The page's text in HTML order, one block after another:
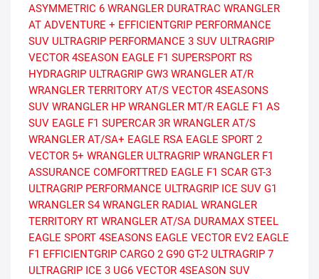
ASYMMETRIC 6 WRANGLER DURATRAC WRANGLER
AT ADVENTURE + EFFICIENTGRIP PERFORMANCE
SUV ULTRAGRIP PERFORMANCE 3 SUV ULTRAGRIP
VECTOR 4SEASON EAGLE F1 SUPERSPORT RS
HYDRAGRIP ULTRAGRIP GW3 WRANGLER AT/R
WRANGLER TERRITORY AT/S VECTOR 4SEASONS
SUV WRANGLER HP WRANGLER MT/R EAGLE F1 AS
SUV EAGLE F1 SUPERCAR 3R WRANGLER AT/S
WRANGLER AT/SA+ EAGLE RSA EAGLE SPORT 2
VECTOR 5+ WRANGLER ULTRAGRIP WRANGLER F1
ASSURANCE COMFORTTRED EAGLE F1 SCAR GT-3
ULTRAGRIP PERFORMANCE ULTRAGRIP ICE SUV G1
WRANGLER S4 WRANGLER RADIAL WRANGLER
TERRITORY RT WRANGLER AT/SA DURAMAX STEEL
EAGLE SPORT 4SEASONS EAGLE VECTOR EV2 EAGLE
F1 EFFICIENTGRIP CARGO 2 G90 GT-2 ULTRAGRIP 7
ULTRAGRIP ICE 3 UG6 VECTOR 4SEASON SUV